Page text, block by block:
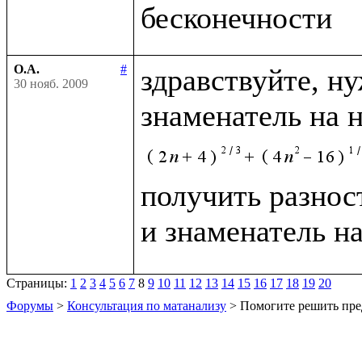
О.А.
#
30 нояб. 2009
здравствуйте,
знаменатель на
получить
и знаменатель
Страницы: 1 2 3 4 5 6 7 8 9 10 11 12 13 14 15 16 17 18 19 20
Форумы > Консультация по матанализу > Помогите решить